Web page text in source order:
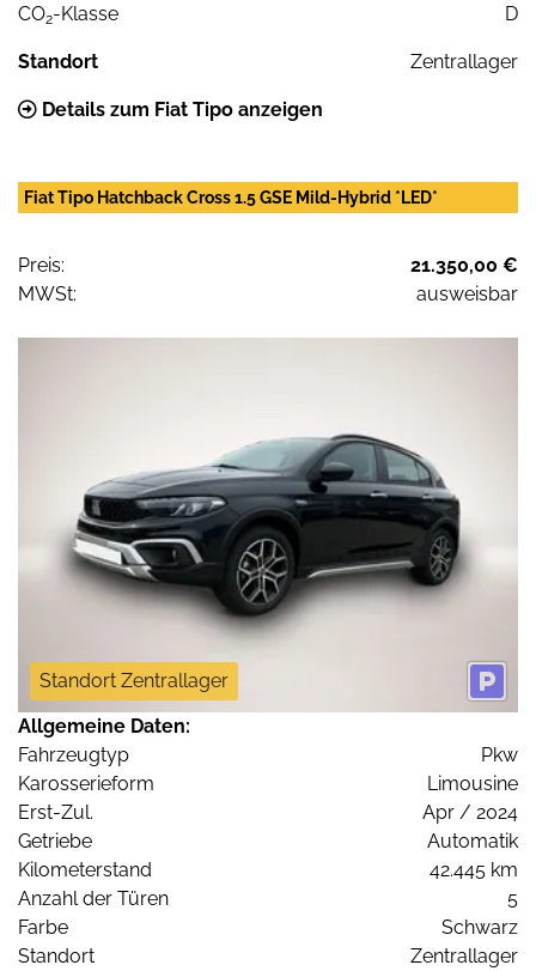
CO2-Klasse D
Standort Zentrallager
Details zum Fiat Tipo anzeigen
Fiat Tipo Hatchback Cross 1.5 GSE Mild-Hybrid *LED*
Preis:
21.350,00 €
MWSt:
ausweisbar
Standort Zentrallager
Allgemeine Daten:
Fahrzeugtyp
Pkw
Karosserieform
Limousine
Erst-Zul.
Apr / 2024
Getriebe
Automatik
Kilometerstand
42.445 km
Anzahl der Türen
5
Farbe
Schwarz
Standort
Zentrallager